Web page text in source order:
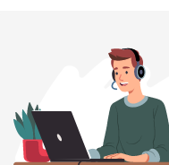
BESTEL NU